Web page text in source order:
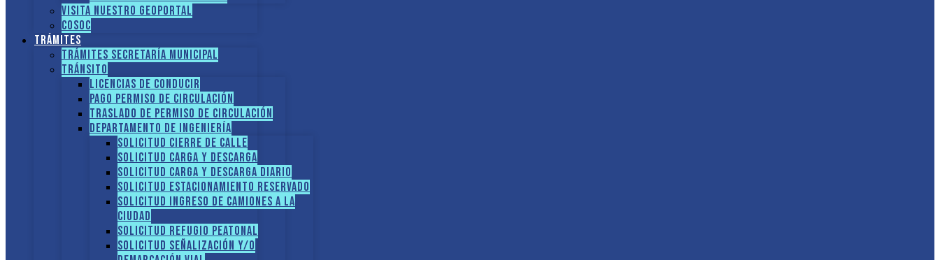
Visita nuestro GEOPORTAL
COSOC
Trámites
Trámites Secretaría Municipal
Tránsito
Licencias de conducir
Pago Permiso de Circulación
Traslado de Permiso de circulación
Departamento de Ingeniería
Solicitud Cierre de calle
Solicitud Carga y descarga
Solicitud Carga y descarga diario
Solicitud Estacionamiento reservado
Solicitud Ingreso de camiones a la
ciudad
Solicitud Refugio peatonal
Solicitud Señalización y/o